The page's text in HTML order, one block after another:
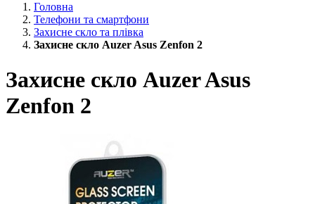
Головна
Телефони та смартфони
Захисне скло та плівка
Захисне скло Auzer Asus Zenfon 2
Захисне скло Auzer Asus
Zenfon 2